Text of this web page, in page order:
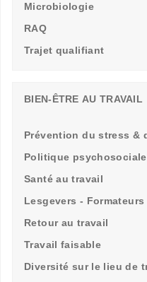
Microbiologie
RAQ
Trajet qualifiant
BIEN-ÊTRE AU TRAVAIL
Prévention du stress &
Politique
Santé au travail
Lesgevers - Formateurs
Retour au travail
Travail faisable
Diversité sur le lieu de